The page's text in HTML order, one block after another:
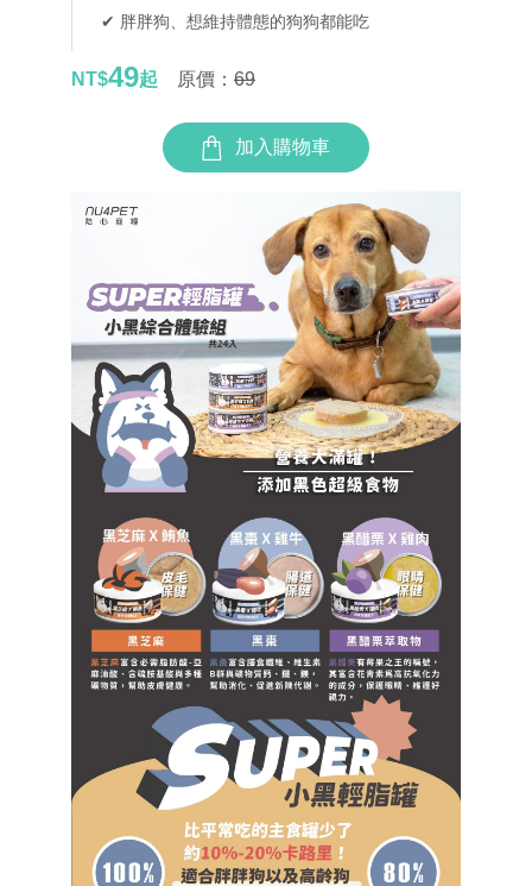
✔ 胖胖狗、想維持體態的狗狗都能吃
NT$49起 原價： 69
加入購物車